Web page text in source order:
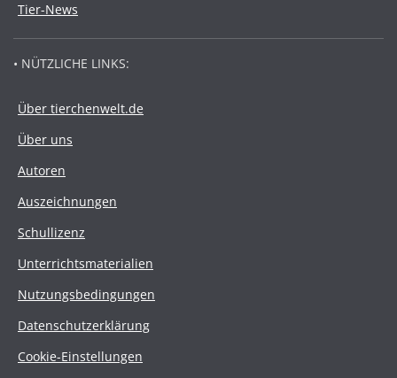
Tier-News
• NÜTZLICHE LINKS:
Über tierchenwelt.de
Über uns
Autoren
Auszeichnungen
Schullizenz
Unterrichtsmaterialien
Nutzungsbedingungen
Datenschutzerklärung
Cookie-Einstellungen